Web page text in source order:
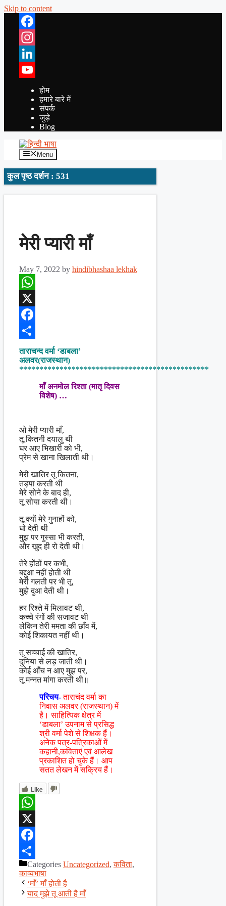
Skip to content
Facebook
Instagram
LinkedIn
YouTube
होम
हमारे बारे में
संपर्क
जुड़े
Blog
Menu
कुल पृष्ठ दर्शन : 531
मेरी प्यारी माँ
May 7, 2022 by hindibhashaa lekhak
WhatsApp
X
Facebook
Share
ताराचन्द वर्मा ‘डाबला’
अलवर(राजस्थान)
***********************************************
माँ अनमोल रिश्ता (मातृ दिवस
विशेष) …
ओ मेरी प्यारी माँ,
तू कितनी दयालु थी
घर आए भिखारी को भी,
प्रेम से खाना खिलाती थी।
मेरी खातिर तू कितना,
तड़पा करती थी
मेरे सोने के बाद ही,
तू सोया करती थी।
तू क्यों मेरे गुनाहों को,
धो देती थी
मुझ पर गुस्सा भी करती,
और खुद ही रो देती थी।
तेरे होंठों पर कभी,
बद्दुआ नहीं होती थी
मेरी गलती पर भी तू,
मुझे दुआ देती थी।
हर रिश्ते में मिलावट थी,
कच्चे रंगों की सजावट थी
लेकिन तेरी ममता की छाँव में,
कोई शिकायत नहीं थी।
तू सच्चाई की खातिर,
दुनिया से लड़ जाती थी।
कोई आँच न आए मुझ पर,
तू मन्नत मांगा करती थी॥
परिचय-ताराचंद वर्मा का
निवास अलवर (राजस्थान) में
है। साहित्यिक क्षेत्र में
‘डाबला’ उपनाम से प्रसिद्ध
श्री वर्मा पेशे से शिक्षक हैं।
अनेक पत्र-पत्रिकाओं में
कहानी,कविताएं एवं आलेख
प्रकाशित हो चुके हैं। आप
सतत लेखन में सक्रिय हैं।
Like
WhatsApp
X
Facebook
ShareCategories Uncategorized,कविता,
काव्यभाषा
‘माँ’ माँ होती है
याद मुझे तू आती है माँ